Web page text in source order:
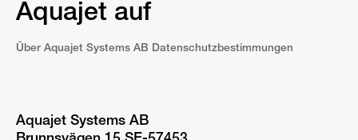
Aquajet auf
Über Aquajet Systems AB Datenschutzbestimmungen
Aquajet Systems AB